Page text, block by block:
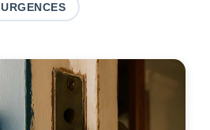
URGENCES